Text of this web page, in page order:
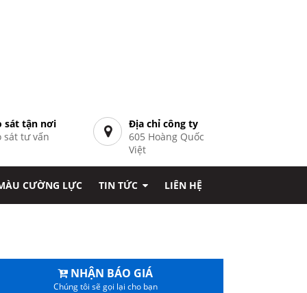
sát tận nơi
sát tư vấn
Địa chỉ công ty
605 Hoàng Quốc
Việt
CƯỜNG LỰC TIN TỨC LIÊN HỆ
NHẬN BÁO GIÁ
Chúng tôi sẽ gọi lại cho bạn